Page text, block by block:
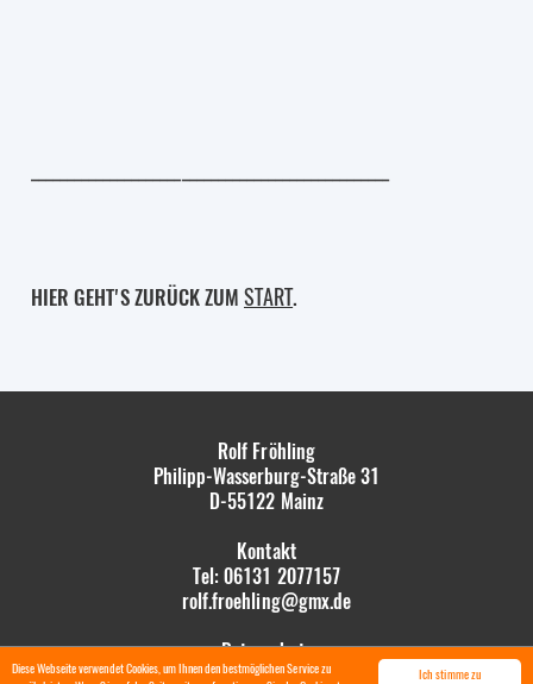
Ich stimme zu
Diese Webseite verwendet Cookies, um Ihnen den bestmöglichen Service zu
HIER GEHT'S ZURÜCK ZUM START.
Rolf Fröhling
Philipp-Wasserburg-Straße 31
D-55122 Mainz
Kontakt
Tel: 06131 2077157
rolf.froehling@gmx.de
Datenschutz
Impressum